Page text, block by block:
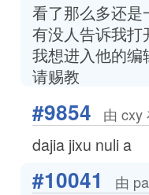
看了那么多还是
有没人告诉我打
我想进入他的
请赐教
#9854 由 cxy
dajia jixu nuli a
#10041 由